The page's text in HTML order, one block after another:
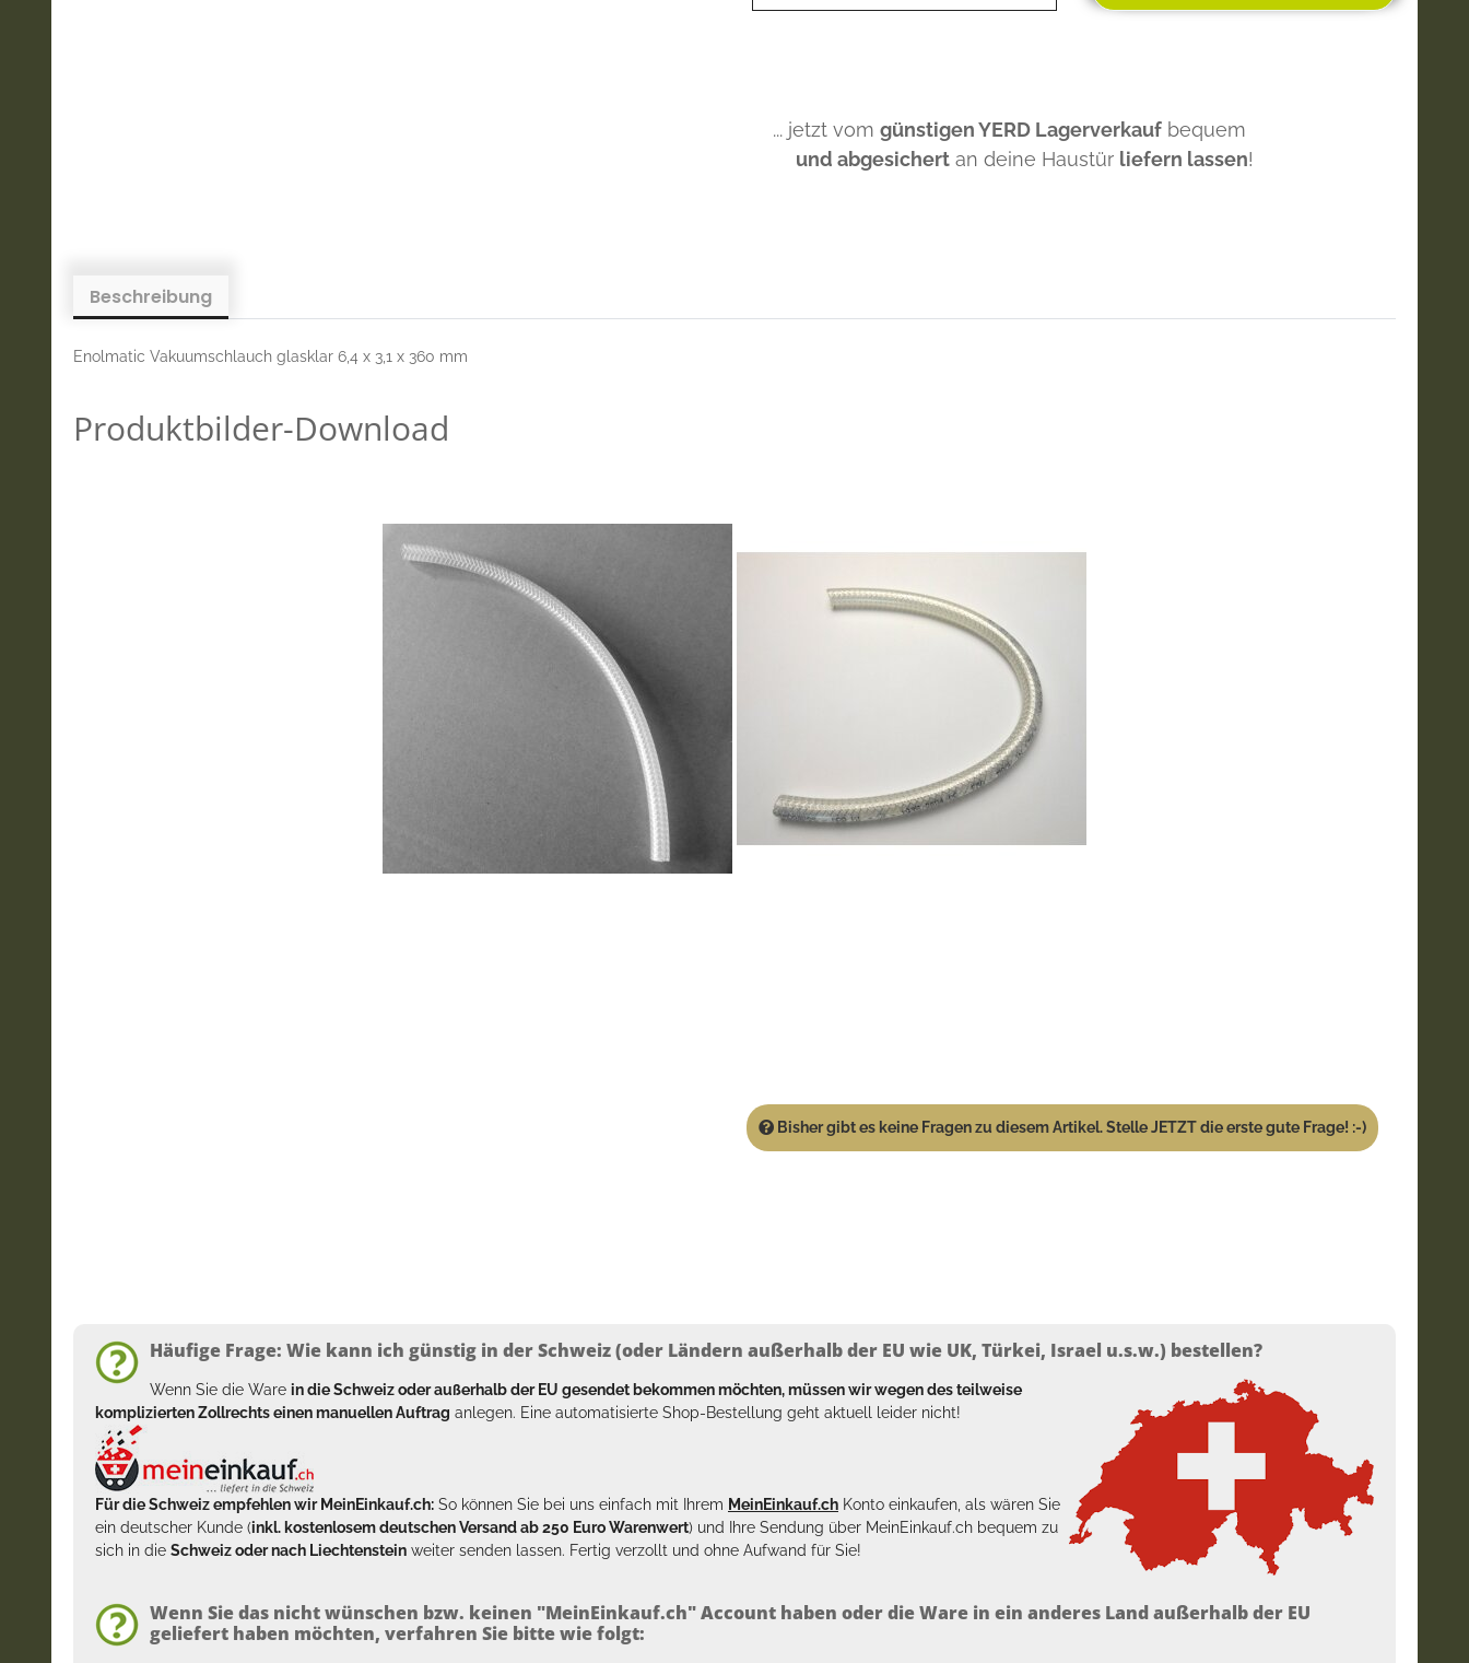
... jetzt vom günstigen YERD Lagerverkauf bequem
und abgesichert an deine Haustür liefern lassen!
Beschreibung
Enolmatic Vakuumschlauch glasklar 6,4 x 3,1 x 360 mm
Produktbilder-Download
Bisher gibt es keine Fragen zu diesem Artikel. Stelle JETZT die erste gute Frage! :-)
Häufige Frage: Wie kann ich günstig in der Schweiz (oder Ländern außerhalb der EU wie UK, Türkei, Israel u.s.w.) bestellen?
Wenn Sie die Ware in die Schweiz oder außerhalb der EU gesendet bekommen möchten, müssen wir wegen des teilweise
komplizierten Zollrechts einen manuellen Auftrag anlegen. Eine automatisierte Shop-Bestellung geht aktuell leider nicht!
Für die Schweiz empfehlen wir MeinEinkauf.ch: So können Sie bei uns einfach mit Ihrem MeinEinkauf.ch Konto einkaufen, als wären Sie
ein deutscher Kunde (inkl. kostenlosem deutschen Versand ab 250 Euro Warenwert) und Ihre Sendung über MeinEinkauf.ch bequem zu
sich in die Schweiz oder nach Liechtenstein weiter senden lassen. Fertig verzollt und ohne Aufwand für Sie!
Wenn Sie das nicht wünschen bzw. keinen "MeinEinkauf.ch" Account haben oder die Ware in ein anderes Land außerhalb der EU
geliefert haben möchten, verfahren Sie bitte wie folgt: